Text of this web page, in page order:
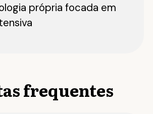
própria focada em
frequentes